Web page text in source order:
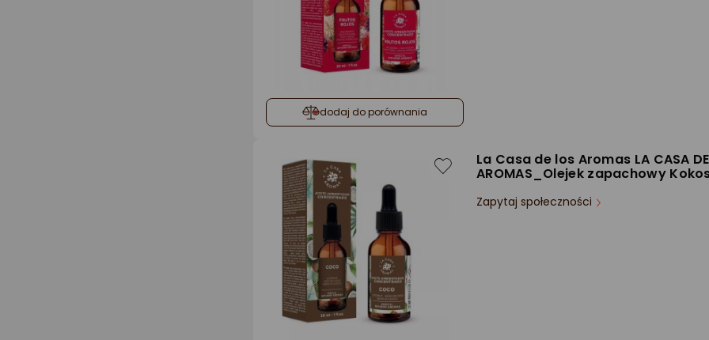
dodaj do porównania
La Casa de los Aromas LA CASA DE
AROMAS_Olejek zapachowy
Zapytaj społeczności